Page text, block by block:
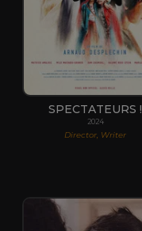
SPECTATEURS !
2024
Director, Writer